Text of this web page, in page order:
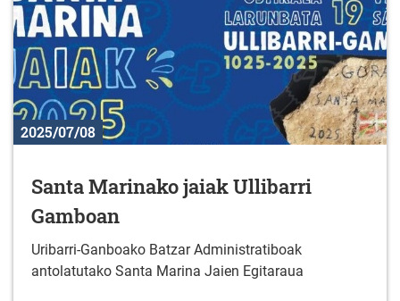
2025/07/08
Santa Marinako jaiak Ullibarri
Gamboan
Uribarri-Ganboako Batzar Administratiboak
antolatutako Santa Marina Jaien Egitaraua